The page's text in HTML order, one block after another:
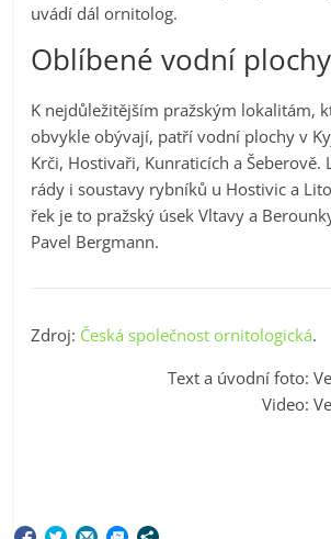
uvádí dál ornitolog.
Oblíbené vodní plochy
K nejdůležitějším pražským lokalitám,
obvykle obývají, patří vodní plochy v
Krči, Hostivaři, Kunraticích a Šeberově.
rády i soustavy rybníků u Hostivic a
řek je to pražský úsek Vltavy a
Pavel Bergmann.
Zdroj: Česká společnost ornitologická.
Text a úvodní foto:
Video: